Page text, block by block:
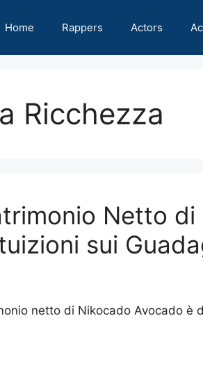
Home Rappers Actors
Ricchezza
Netto
sui
netto di Nikocado Avocado è